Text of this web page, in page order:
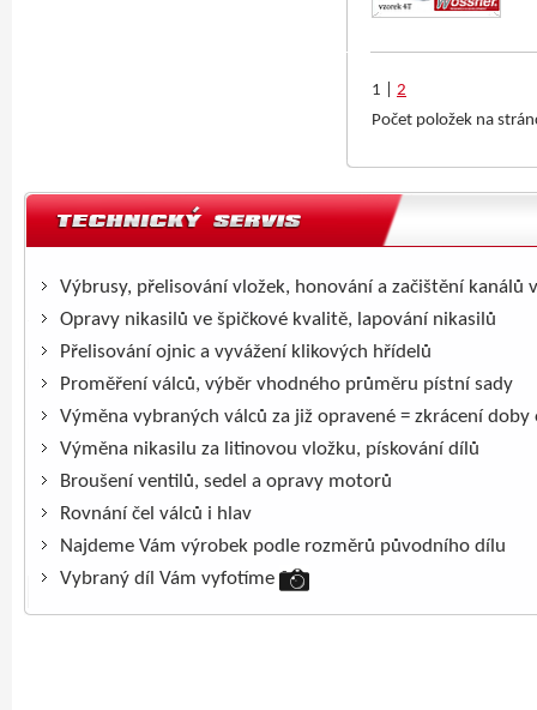
1
2
Počet položek na
Výbrusy, přelisování vložek, honování a začištění kanálů
Opravy nikasilů ve špičkové kvalitě, lapování nikasilů
Přelisování ojnic a vyvážení klikových hřídelů
Proměření válců, výběr vhodného průměru pístní sady
Výměna vybraných válců za již opravené = zkrácení doby
Výměna nikasilu za litinovou vložku, pískování dílů
Broušení ventilů, sedel a opravy motorů
Rovnání čel válců i hlav
Najdeme Vám výrobek podle rozměrů původního dílu
Vybraný díl Vám vyfotíme